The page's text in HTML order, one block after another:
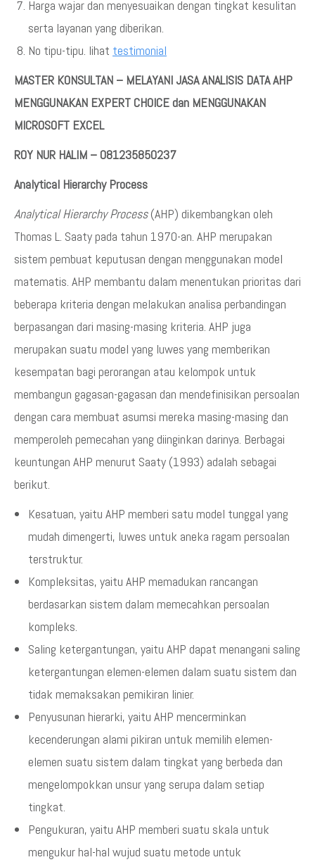
Harga wajar dan menyesuaikan dengan tingkat kesulitan
serta layanan yang diberikan.
No tipu-tipu. lihat testimonial
MASTER KONSULTAN – MELAYANI JASA ANALISIS DATA AHP
MENGGUNAKAN EXPERT CHOICE dan MENGGUNAKAN
MICROSOFT EXCEL
ROY NUR HALIM – 081235850237
Analytical Hierarchy Process
Analytical Hierarchy Process(AHP) dikembangkan oleh
Thomas L. Saaty pada tahun 1970-an. AHP merupakan
sistem pembuat keputusan dengan menggunakan model
matematis. AHP membantu dalam menentukan prioritas dari
beberapa kriteria dengan melakukan analisa perbandingan
berpasangan dari masing-masing kriteria. AHP juga
merupakan suatu model yang luwes yang memberikan
kesempatan bagi perorangan atau kelompok untuk
membangun gagasan-gagasan dan mendefinisikan persoalan
dengan cara membuat asumsi mereka masing-masing dan
memperoleh pemecahan yang diinginkan darinya. Berbagai
keuntungan AHP menurut Saaty (1993) adalah sebagai
berikut.
Kesatuan, yaitu AHP memberi satu model tunggal yang
mudah dimengerti, luwes untuk aneka ragam persoalan
terstruktur.
Kompleksitas, yaitu AHP memadukan rancangan
berdasarkan sistem dalam memecahkan persoalan
kompleks.
Saling ketergantungan, yaitu AHP dapat menangani saling
ketergantungan elemen-elemen dalam suatu sistem dan
tidak memaksakan pemikiran linier.
Penyusunan hierarki, yaitu AHP mencerminkan
kecenderungan alami pikiran untuk memilih elemen-
elemen suatu sistem dalam tingkat yang berbeda dan
mengelompokkan unsur yang serupa dalam setiap
tingkat.
Pengukuran, yaitu AHP memberi suatu skala untuk
mengukur hal-hal wujud suatu metode untuk